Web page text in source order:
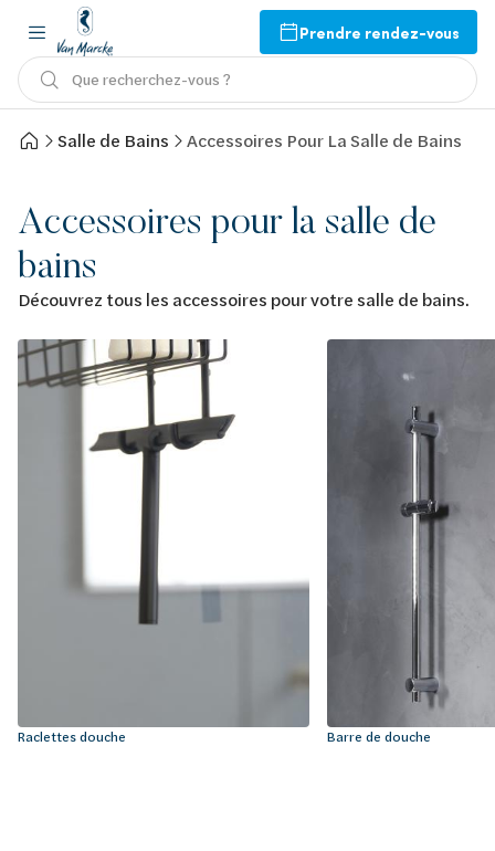
Prendre rendez-vous
Que recherchez-vous ?
Salle de Bains Accessoires Pour La Salle de Bains
Accessoires pour la salle de
bains
Découvrez tous les accessoires pour votre salle de bains.
Raclettes douche Barre de douche